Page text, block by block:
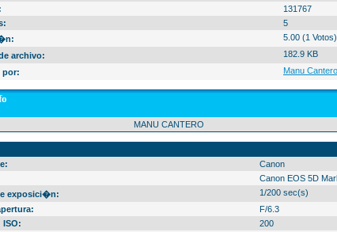
131767
5
5.00 (1 Votos)
archivo:
182.9 KB
por:
Manu Cantero
MANU CANTERO
Canon
Canon EOS 5D
exposici�n:
1/200 sec(s)
F/6.3
ISO:
200